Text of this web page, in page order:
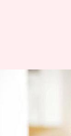
महाराष्ट्र
अर्णब
मामला